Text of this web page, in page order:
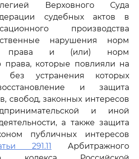
Верховного Суда
судебных актов в
производства
нарушения норм
права и (или) норм
права, которые повлияли на
устранения которых
и защита
свобод, законных интересов
и иной
а также защита
публичных интересов
291.11 Арбитражного